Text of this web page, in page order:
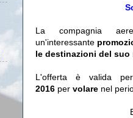
La compagnia
un'interessante
le destinazioni del suo
L'offerta è valida
2016 per volare nel